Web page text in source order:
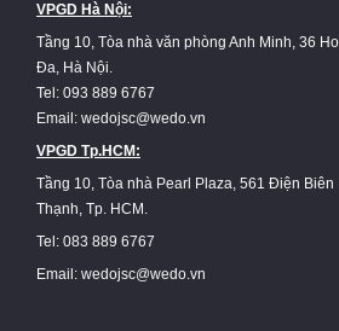
VPGD Hà Nội:
Tầng 10, Tòa nhà văn phòng Anh Minh, 36
Đa, Hà Nội.
Tel: 093 889 6767
Email: wedojsc@wedo.vn
VPGD Tp.HCM:
Tầng 10, Tòa nhà Pearl Plaza, 561 Điện Biên
Thạnh, Tp. HCM.
Tel: 083 889 6767
Email: wedojsc@wedo.vn